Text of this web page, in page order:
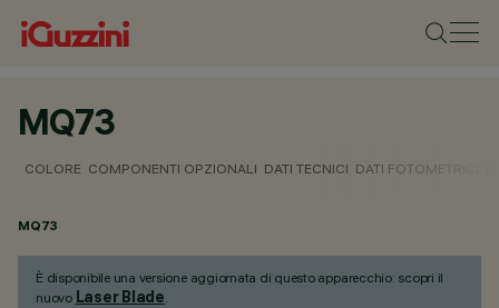
MQ73
COLORE COMPONENTI OPZIONALI DATI TECNICI DATI FOTOMETRICI
MQ73
È disponibile una versione aggiornata di questo apparecchio: scopri il
nuovo Laser Blade.